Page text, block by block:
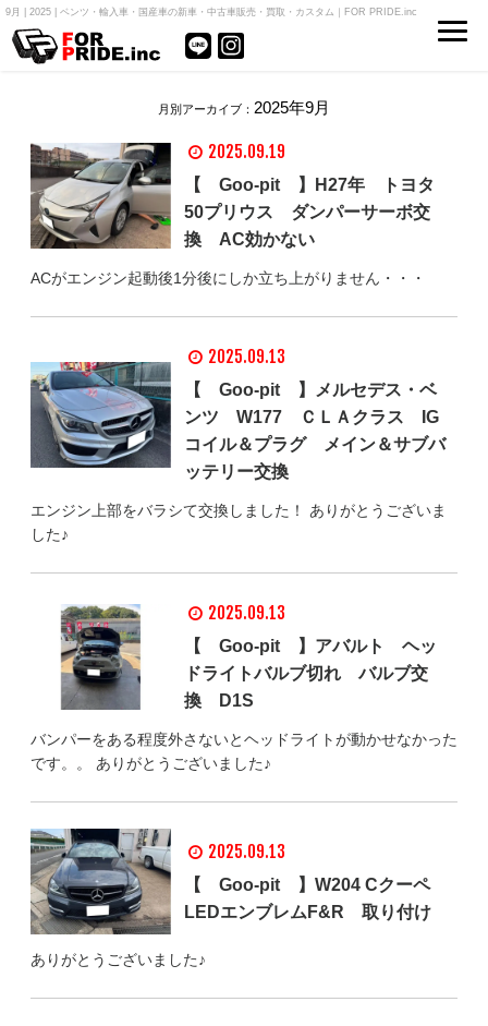
9月 | 2025 | ベンツ・輸入車・国産車の新車・中古車販売・買取・カスタム｜FOR PRIDE.inc
月別アーカイブ： 2025年9月
2025.09.19
【 Goo-pit 】H27年 トヨタ
50プリウス ダンパーサーボ交
換 AC効かない
ACがエンジン起動後1分後にしか立ち上がりません・・・
2025.09.13
【 Goo-pit 】メルセデス・ベ
ンツ W177 ＣＬＡクラス IG
コイル＆プラグ メイン＆サブバ
ッテリー交換
エンジン上部をバラシて交換しました！ ありがとうございま
した♪
2025.09.13
【 Goo-pit 】アバルト ヘッ
ドライトバルブ切れ バルブ交
換 D1S
バンパーをある程度外さないとヘッドライトが動かせなかった
です。。 ありがとうございました♪
2025.09.13
【 Goo-pit 】W204 Cクーペ
LEDエンブレムF&R 取り付け
ありがとうございました♪